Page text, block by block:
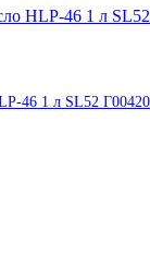
46 1 л SL52